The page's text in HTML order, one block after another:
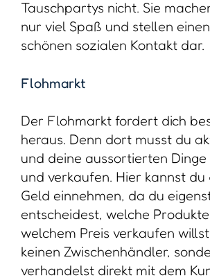
Tauschpartys nicht. Sie
nur viel Spaß und stellen
schönen sozialen Kontakt dar.
Flohmarkt
Der Flohmarkt fordert dich
heraus. Denn dort musst du
und deine aussortierten
und verkaufen. Hier kannst du
Geld einnehmen, da du
entscheidest, welche
welchem Preis verkaufen
keinen Zwischenhändler,
verhandelst direkt mit dem